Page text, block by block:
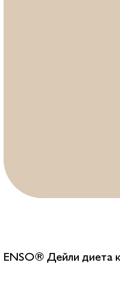
ENSO® Дейли диета